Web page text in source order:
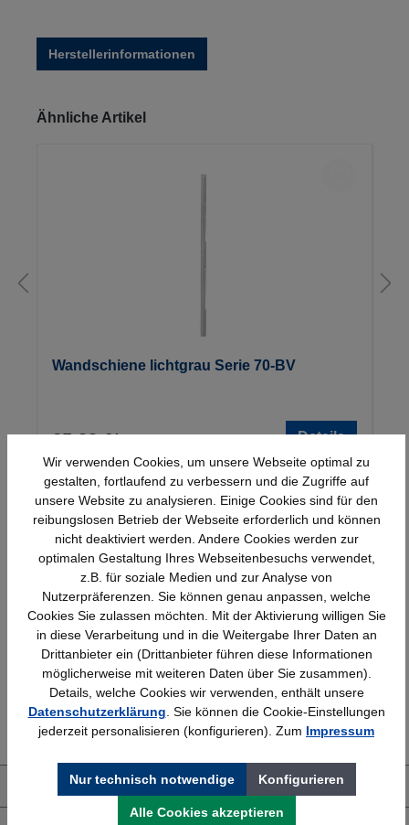
Herstellerinformationen
Produktgalerie überspringen
Ähnliche Artikel
Wandschiene lichtgrau Serie 70-BV
25,23 €* Details
Schnelle Lieferung
Bundesweit
Topmarken
Faire Preise
Erfahrung
Bewährt seit 1958
Kostenlose Beratung
(04205) 635940
Über uns
Wir verwenden Cookies, um unsere Webseite optimal zu
gestalten, fortlaufend zu verbessern und die Zugriffe auf
unsere Website zu analysieren. Einige Cookies sind für den
reibungslosen Betrieb der Webseite erforderlich und können
nicht deaktiviert werden. Andere Cookies werden zur
optimalen Gestaltung Ihres Webseitenbesuchs verwendet,
z.B. für soziale Medien und zur Analyse von
Nutzerpräferenzen. Sie können genau anpassen, welche
Cookies Sie zulassen möchten. Mit der Aktivierung willigen Sie
in diese Verarbeitung und in die Weitergabe Ihrer Daten an
Drittanbieter ein (Drittanbieter führen diese Informationen
möglicherweise mit weiteren Daten über Sie zusammen).
Details, welche Cookies wir verwenden, enthält unsere
Datenschutzerklärung . Sie können die Cookie-Einstellungen
jederzeit personalisieren (konfigurieren). Zum Impressum
Nur technisch notwendige Konfigurieren
Alle Cookies akzeptieren